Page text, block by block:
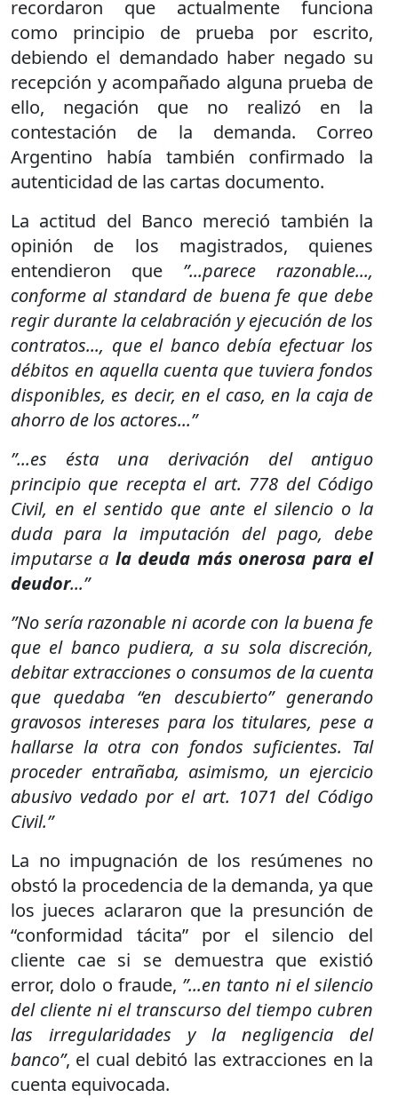
recordaron que actualmente funciona
como principio de prueba por escrito,
debiendo el demandado haber negado su
recepción y acompañado alguna prueba de
ello, negación que no realizó en la
contestación de la demanda. Correo
Argentino había también confirmado la
autenticidad de las cartas documento.
La actitud del Banco mereció también la
opinión de los magistrados, quienes
entendieron que ”...parece razonable...,
conforme al standard de buena fe que debe
regir durante la celabración y ejecución de los
contratos..., que el banco debía efectuar los
débitos en aquella cuenta que tuviera fondos
disponibles, es decir, en el caso, en la caja de
ahorro de los actores...”
”...es ésta una derivación del antiguo
principio que recepta el art. 778 del Código
Civil, en el sentido que ante el silencio o la
duda para la imputación del pago, debe
imputarse a la deuda más onerosa para el
deudor...”
”No sería razonable ni acorde con la buena fe
que el banco pudiera, a su sola discreción,
debitar extracciones o consumos de la cuenta
que quedaba “en descubierto” generando
gravosos intereses para los titulares, pese a
hallarse la otra con fondos suficientes. Tal
proceder entrañaba, asimismo, un ejercicio
abusivo vedado por el art. 1071 del Código
Civil.”
La no impugnación de los resúmenes no
obstó la procedencia de la demanda, ya que
los jueces aclararon que la presunción de
“conformidad tácita” por el silencio del
cliente cae si se demuestra que existió
error, dolo o fraude, ”...en tanto ni el silencio
del cliente ni el transcurso del tiempo cubren
las irregularidades y la negligencia del
banco”, el cual debitó las extracciones en la
cuenta equivocada.